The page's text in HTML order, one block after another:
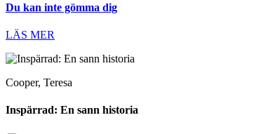
Du kan inte gömma dig
LÄS MER
Cooper, Teresa
Inspärrad: En sann historia